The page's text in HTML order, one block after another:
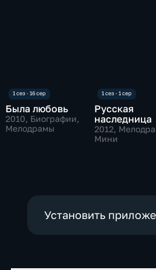
Была любовь
2010, Биографии,
Мелодрамы
Русская
наследница
2012,
Мини
Установить